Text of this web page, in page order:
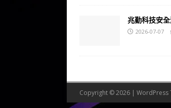
兆勤科技安
2026-07-07
Copyright © 2026 | WordPress